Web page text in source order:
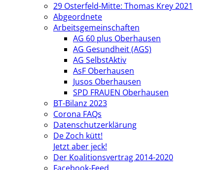
29 Osterfeld-Mitte: Thomas Krey 2021
Abgeordnete
Arbeitsgemeinschaften
AG 60 plus Oberhausen
AG Gesundheit (AGS)
AG SelbstAktiv
AsF Oberhausen
Jusos Oberhausen
SPD FRAUEN Oberhausen
BT-Bilanz 2023
Corona FAQs
Datenschutzerklärung
De Zoch kütt!
Jetzt aber jeck!
Der Koalitionsvertrag 2014-2020